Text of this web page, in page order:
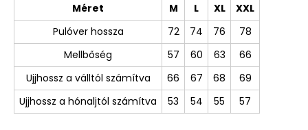
Méret
M L XL
XXL
Pulóver hossza
72 74 76
78
Mellbőség
57 60 63
66
Ujjhossz a válltól számítva
66 67 68
69
Ujjhossz a hónaljtól számítva
53 54 55 57